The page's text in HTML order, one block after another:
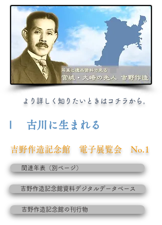
より詳しく知りたいときはコチラから。
Ⅰ 古川に生まれる
吉野作造記念館 電子展覧会 No.1
関連年表（別ページ）
吉野作造記念館資料デジタルデータベース
吉野作造記念館の刊行物